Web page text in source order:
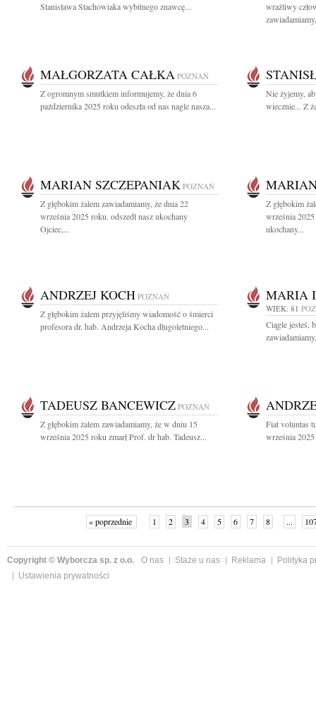
Stanisława Stachowiaka wybitnego znawcę...
wrażliwy
MAŁGORZATA CAŁKA POZNAŃ
Z ogromnym smutkiem informujemy, że dnia 6
października 2025 roku odeszła od nas nagle nasza...
Nie żyjemy,
wiecznie... Z
MARIAN SZCZEPANIAK POZNAŃ
Z głębokim żalem zawiadamiamy, że dnia 22
września 2025 roku. odszedł nasz ukochany
Ojciec,...
Z głębokim
września
ukochany...
ANDRZEJ KOCH POZNAŃ
Z głębokim żalem przyjęliśmy wiadomość o śmierci
profesora dr. hab. Andrzeja Kocha długoletniego...
MARIA
WIEK: 81
Ciągle jesteś,
TADEUSZ BANCEWICZ POZNAŃ
Z głębokim żalem zawiadamiamy, że w dniu 15
września 2025 roku zmarł Prof. dr hab. Tadeusz...
Fiat voluntas
września
« poprzednie 1 2 3 4 5 6 7 8 ...
Copyright © Wyborcza sp. z o.o. O nas Staże u nas Reklama
Polityka
Ustawienia prywatności